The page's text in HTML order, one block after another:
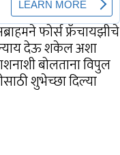
फोर्स फ्रँचायझीचे
देऊ शकेल अशा
बोलताना विपुल
शुभेच्छा दिल्या